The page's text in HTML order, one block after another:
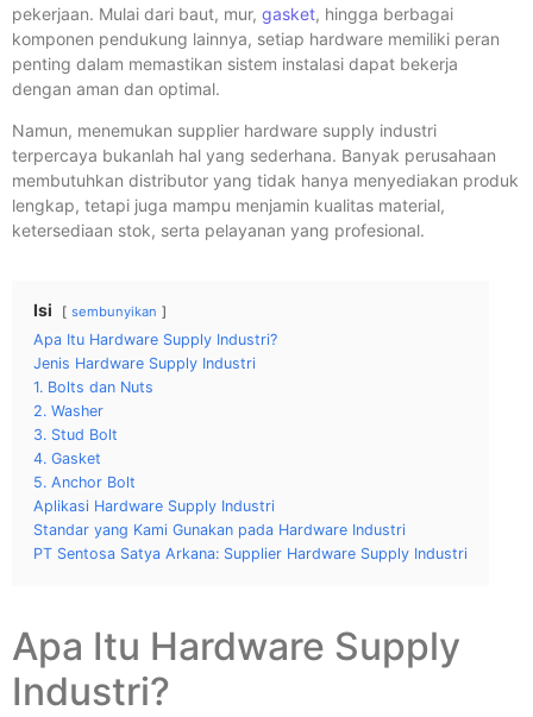
pekerjaan. Mulai dari baut, mur, gasket, hingga berbagai
komponen pendukung lainnya, setiap hardware memiliki peran
penting dalam memastikan sistem instalasi dapat bekerja
dengan aman dan optimal.
Namun, menemukan supplier hardware supply industri
terpercaya bukanlah hal yang sederhana. Banyak perusahaan
membutuhkan distributor yang tidak hanya menyediakan produk
lengkap, tetapi juga mampu menjamin kualitas material,
ketersediaan stok, serta pelayanan yang profesional.
Isi sembunyikan
Apa Itu Hardware Supply Industri?
Jenis Hardware Supply Industri
1. Bolts dan Nuts
2. Washer
3. Stud Bolt
4. Gasket
5. Anchor Bolt
Aplikasi Hardware Supply Industri
Standar yang Kami Gunakan pada Hardware Industri
PT Sentosa Satya Arkana: Supplier Hardware Supply Industri
Apa Itu Hardware Supply
Industri?